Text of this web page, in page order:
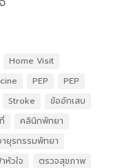
Home Visit
PEP
PEP
Stroke
ข้ออักเสบ
คลินิกพัทยา
ยุรกรรมพัทยา
หัวใจ
ตรวจสุขภาพ